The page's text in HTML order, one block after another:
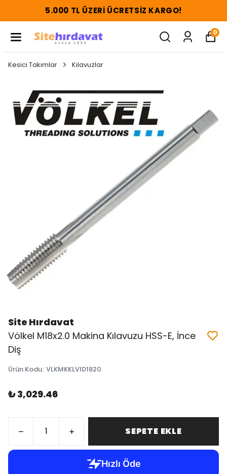
5.000 TL ÜZERI ÜCRETSIZ KARGO!
0
Kesici Takımlar Kılavuzlar
Site Hırdavat
Völkel M18x2.0 Makina Kılavuzu HSS-E, İnce
Diş
Ürün Kodu: VLKMKKLVID1820
₺ 3,029.46
SEPETE EKLE